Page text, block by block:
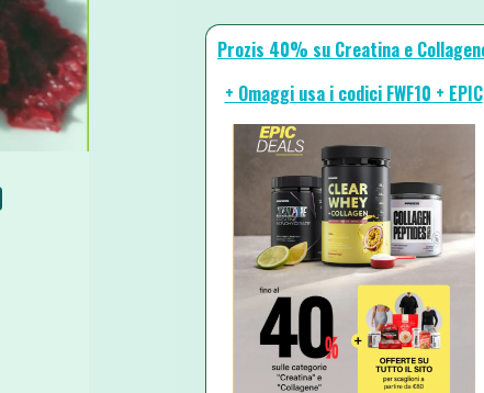
Prozis 40% su Creatina e
+ Omaggi usa i codici FWF10 + EPIC